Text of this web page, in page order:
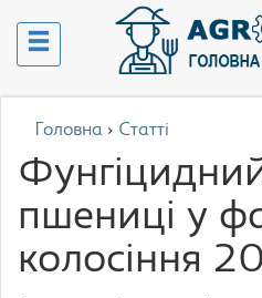
Головна › Статті
пшениці у
колосіння